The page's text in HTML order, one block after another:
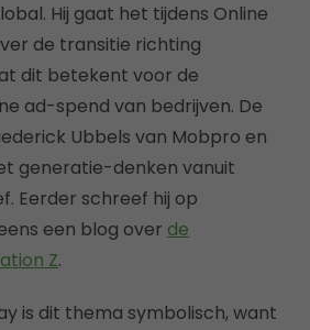
Hij gaat het tijdens Online
de transitie richting
dit betekent voor de
ad-spend van bedrijven. De
Ubbels van Mobpro en
generatie-denken vanuit
Eerder schreef hij op
een blog over de
Z.
is dit thema symbolisch, want